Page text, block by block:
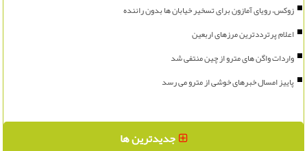
زوکس، رویای آمازون برای تسخیر خیابان ها بدون راننده
اعلام پرترددترین مرزهای اربعین
واردات واگن های مترو از چین منتفی شد
پاییز امسال خبرهای خوشی از مترو می رسد
جدیدترین ها